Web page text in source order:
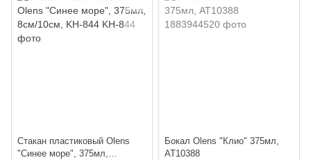
Стакан пластиковый Olens
"Синее море", 375мл,
Бокал Olens "Клио" 375мл,
AT10388